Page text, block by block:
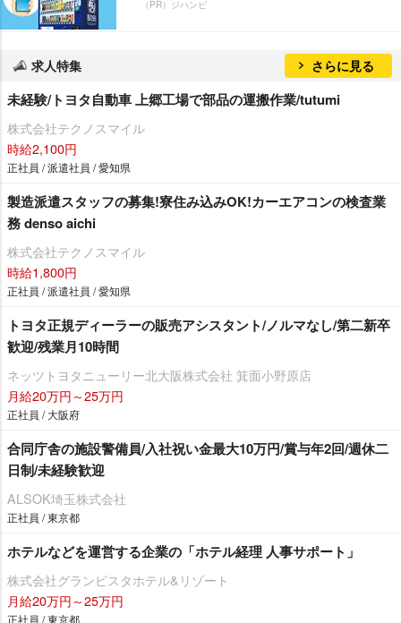
（PR）ジハンピ
求人特集 さらに見る
未経験/トヨタ自動車 上郷工場で部品の運搬作業/tutumi
株式会社テクノスマイル
時給2,100円
正社員 / 派遣社員 / 愛知県
製造派遣スタッフの募集!寮住み込みOK!カーエアコンの検査業
務 denso aichi
株式会社テクノスマイル
時給1,800円
正社員 / 派遣社員 / 愛知県
トヨタ正規ディーラーの販売アシスタント/ノルマなし/第二新卒
歓迎/残業月10時間
ネッツトヨタニューリー北大阪株式会社 箕面小野原店
月給20万円～25万円
正社員 / 大阪府
合同庁舎の施設警備員/入社祝い金最大10万円/賞与年2回/週休二
日制/未経験歓迎
ALSOK埼玉株式会社
正社員 / 東京都
ホテルなどを運営する企業の「ホテル経理 人事サポート」
株式会社グランビスタホテル&リゾート
月給20万円～25万円
正社員 / 東京都